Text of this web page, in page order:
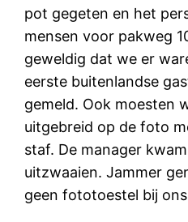
pot gegeten en het
mensen voor pakweg
geweldig dat we er
eerste buitenlandse
gemeld. Ook moesten
uitgebreid op de foto
staf. De manager
uitzwaaien. Jammer
geen fototoestel bij